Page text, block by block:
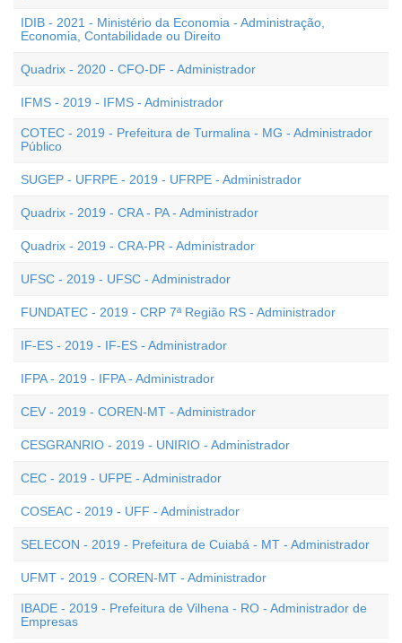
IDIB - 2021 - Ministério da Economia - Administração,
Economia, Contabilidade ou Direito
Quadrix - 2020 - CFO-DF - Administrador
IFMS - 2019 - IFMS - Administrador
COTEC - 2019 - Prefeitura de Turmalina - MG - Administrador
Público
SUGEP - UFRPE - 2019 - UFRPE - Administrador
Quadrix - 2019 - CRA - PA - Administrador
Quadrix - 2019 - CRA-PR - Administrador
UFSC - 2019 - UFSC - Administrador
FUNDATEC - 2019 - CRP 7ª Região RS - Administrador
IF-ES - 2019 - IF-ES - Administrador
IFPA - 2019 - IFPA - Administrador
CEV - 2019 - COREN-MT - Administrador
CESGRANRIO - 2019 - UNIRIO - Administrador
CEC - 2019 - UFPE - Administrador
COSEAC - 2019 - UFF - Administrador
SELECON - 2019 - Prefeitura de Cuiabá - MT - Administrador
UFMT - 2019 - COREN-MT - Administrador
IBADE - 2019 - Prefeitura de Vilhena - RO - Administrador de
Empresas